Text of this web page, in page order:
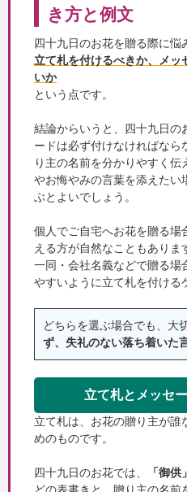
き方と例文
四十九日のお花を贈る際に悩
立て札を付けるべきか、メッ
いか
という点です。
結論からいうと、四十九日の
ードは必ず付けなければな
り主の名前を分かりやすく
やお悔やみの言葉を添えたい
ぶとよいでしょう。
個人でご自宅へお花を贈る場
える方が自然なこともありま
一同・会社名義などで贈る場
やすいように立て札を付ける
どちらを選ぶ場合でも、大
ず、失礼のない落ち着いた
立て札とメッセ
立て札は、お花の贈り主が誰
めのものです。
四十九日のお花では、 「御